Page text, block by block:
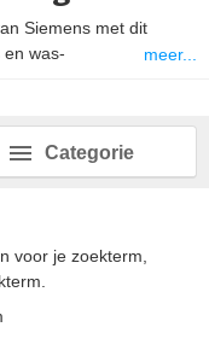
Siemens met dit
was-
scherpe prijs.
meer...
Categorie
voor je zoekterm,